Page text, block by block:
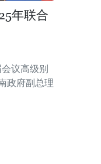
年联合
议高级别
政府副总理